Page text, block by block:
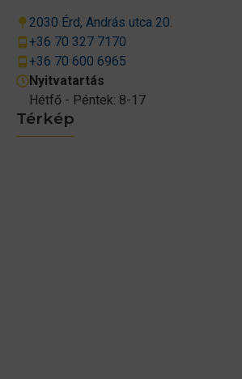
Térkép
2030 Érd, András utca 20.
+36 70 327 7170
+36 70 600 6965
Nyitvatartás
Hétfő - Péntek: 8-17